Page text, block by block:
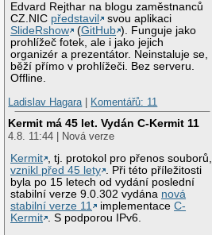
Edvard Rejthar na blogu zaměstnanců
CZ.NIC představil
svou aplikaci
SlideRshow
(GitHub ). Funguje jako
prohlížeč fotek, ale i jako jejich
organizér a prezentátor. Neinstaluje se,
běží přímo v prohlížeči. Bez serveru.
Offline.
Ladislav Hagara| Komentářů: 11
Kermit má 45 let. Vydán C-Kermit 11
4.8. 11:44 | Nová verze
Kermit , tj. protokol pro přenos souborů,
vznikl před 45 lety . Při této příležitosti
byla po 15 letech od vydání poslední
stabilní verze 9.0.302 vydána nová
stabilní verze 11
implementaceC-
Kermit . S podporou IPv6.